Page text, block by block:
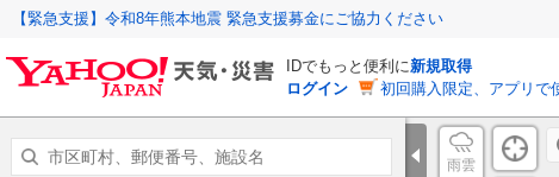
【緊急支援】令和8年熊本地震 緊急支援募金にご協力ください
IDでもっと便利に新規取得
ログイン
初回購入限定、アプリで
雨雲